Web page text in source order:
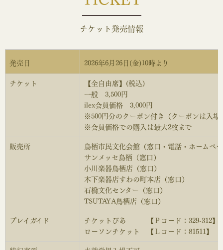
チケット発売情報
発売日 2026年6月26日(金)10時より
チケット
【全自由席】(税込)
一般 3,500円
ilex会員価格 3,000円
※500円分のクーポン付き（クーポンは入場
※会員価格での購入は最大2枚まで
販売所
鳥栖市民文化会館（窓口・電話・ホームペ
サンメッセ鳥栖（窓口）
小川楽器鳥栖店（窓口）
木下楽器店すわの町本店（窓口）
石橋文化センター（窓口）
TSUTAYA鳥栖店（窓口）
プレイガイド
チケットぴあ 【Ｐコード：329-312】
ローソンチケット 【Ｌコード：81511】